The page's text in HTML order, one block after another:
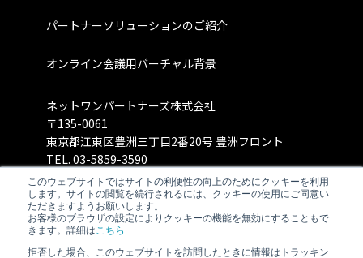
このウェブサイトではサイトの利便性の向上のためにクッキーを利用
します。サイトの閲覧を続行されるには、クッキーの使用にご同意い
ただきますようお願いします。
お客様のブラウザの設定によりクッキーの機能を無効にすることもで
きます。詳細は こちら
拒否した場合、このウェブサイトを訪問したときに情報はトラッキン
パートナーソリューションのご紹介
オンライン会議用バーチャル背景
ネットワンパートナーズ株式会社
〒135-0061
東京都江東区豊洲三丁目2番20号 豊洲フロント
TEL. 03-5859-3590